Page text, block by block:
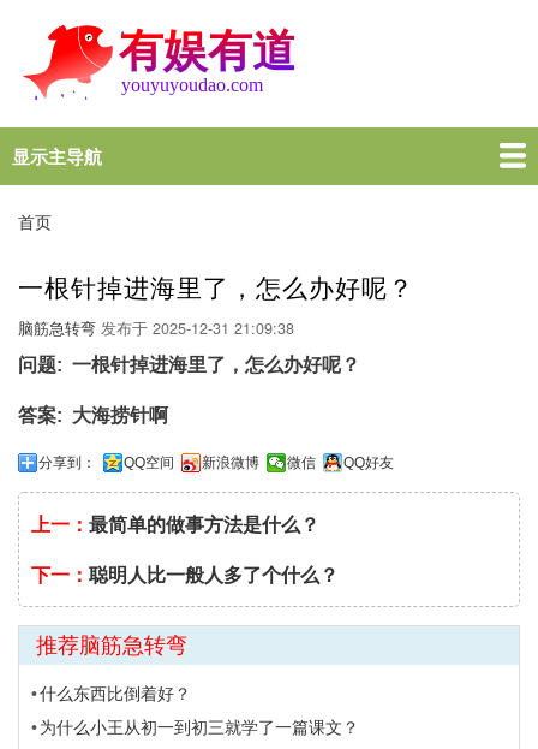
转
到
要
容
Main
navigation
显示主导航
首页
谜语大全
脑筋急转弯
歇后语
十万个为什么
一图一句
名言名句
十万个为什么
首页
一根针掉进海里了，怎么办好呢？
脑筋急转弯 发布于 2025-12-31 21:09:38
问题
一根针掉进海里了，怎么办好呢？
答案 大海捞针啊
分享到： QQ空间 新浪微博 微信 QQ好友
上一： 最简单的做事方法是什么？
下一： 聪明人比一般人多了个什么？
推荐脑筋急转弯
什么东西比倒着好？
为什么小王从初一到初三就学了一篇课文？